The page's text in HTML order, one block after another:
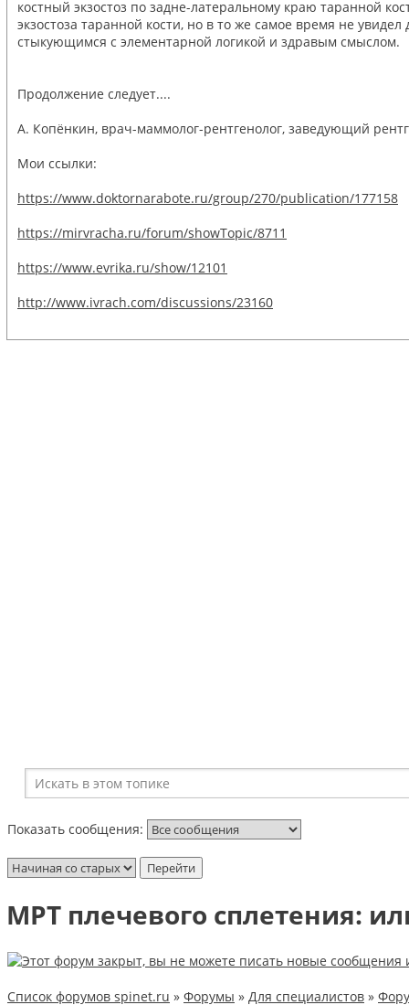
костный экзостоз по задне-латеральному краю таранной
экзостоза таранной кости, но в то же самое время не
стыкующимся с элементарной логикой и здравым смыслом.
Продолжение следует....
А. Копёнкин, врач-маммолог-рентгенолог, заведующий
Мои ссылки:
https://www.doktornarabote.ru/group/270/publication/177158
https://mirvracha.ru/forum/showTopic/8711
https://www.evrika.ru/show/12101
http://www.ivrach.com/discussions/23160
Показать сообщения:
МРТ плечевого сплетения:
Список форумов spinet.ru » Форумы » Для специалистов »